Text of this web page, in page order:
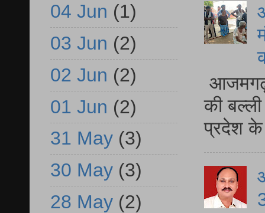
आजमगढ़
की
प्रदेश
04 Jun (1)
03 Jun (2)
02 Jun (2)
01 Jun (2)
31 May (3)
30 May (3)
28 May (2)